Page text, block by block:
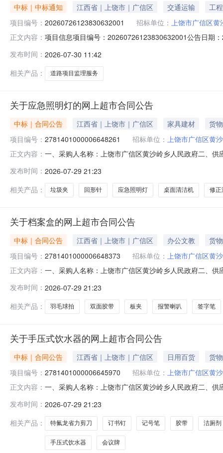
中标｜中标通知 江西省｜上饶市｜广信区 交通运输
工程
项目编号： 20260726123830632001 招标单位： 上饶市广信区
正文内容： 项目信息项目编号：20260726123830632001公告日期
栏坑岭脚底至王家自然村道路修复、湖山村两块坪至里
发布时间： 2026-07-30 11:42
相关产品：
道路项目监理服务
关于应急照明灯的网上超市合同公告
中标｜合同公告 江西省｜上饶市｜广信区 家具建材
货物
项目编号： 2781401000006648261 招标单位： 上饶市广信区黄
正文内容： 一、采购人名称：上饶市广信区黄沙岭乡人民政府二、
浦/PhilipsLED球泡个2.0032642飞利浦应急照明灯飞利
发布时间： 2026-07-29 21:23
相关产品：
垃圾夹 回形针 应急照明灯 桌面清洁机 修正
关于档案盒的网上超市合同公告
中标｜合同公告 江西省｜上饶市｜广信区 办公文教
货物
项目编号： 2781401000006648373 招标单位： 上饶市广信区黄
正文内容： 一、采购人名称：上饶市广信区黄沙岭乡人民政府二、
盒财务凭证收纳盒办公用品得力/deli27043个
发布时间： 2026-07-29 21:23
相关产品：
羽毛球拍 双面胶带 板夹 报警喇叭 签字笔
关于手压式饮水器的网上超市合同公告
中标｜合同公告 江西省｜上饶市｜广信区 日用百货
货物
项目编号： 2781401000006645970 招标单位： 上饶市广信区黄
正文内容： 一、采购人名称：上饶市广信区黄沙岭乡人民政府二、
3.0014.543.52水卫士500g洁厕剂水卫士500g瓶
发布时间： 2026-07-29 21:23
相关产品：
特氟龙省力剪刀 订书钉 记号笔 胶带 洁厕剂
手压式饮水器 会议牌